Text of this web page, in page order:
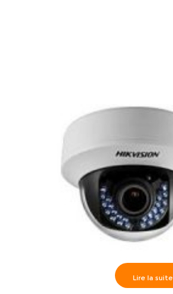
Lire la suite